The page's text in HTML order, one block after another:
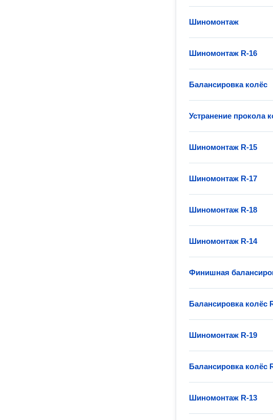
Шиномонтаж
Шиномонтаж R-16
Балансировка колёс
Устранение прокола
Шиномонтаж R-15
Шиномонтаж R-17
Шиномонтаж R-18
Шиномонтаж R-14
Финишная
Балансировка колёс
Шиномонтаж R-19
Балансировка колёс
Шиномонтаж R-13